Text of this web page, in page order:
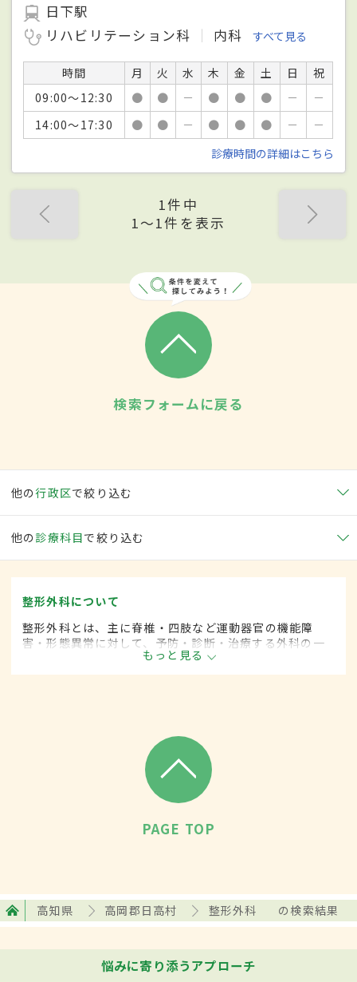
日下駅
リハビリテーション科
内科 すべて見る
時間 月 火 水 木 金 土 日
祝
09:00～12:30
● ● － ● ● ● －
－
14:00～17:30
● ● － ● ● ● －
－
診療時間の詳細はこちら
1件中
1〜1件を表示
検索フォームに戻る
他の行政区で絞り込む
他の 診療科目で絞り込む
整形外科について
整形外科とは、主に脊椎・四肢など運動器官の機能障
害・形態異常に対して、予防・診断・治療する外科の一
もっと見る
PAGE TOP
高知県 高岡郡日高村 整形外科 の検索結果
悩みに寄り添うアプローチ